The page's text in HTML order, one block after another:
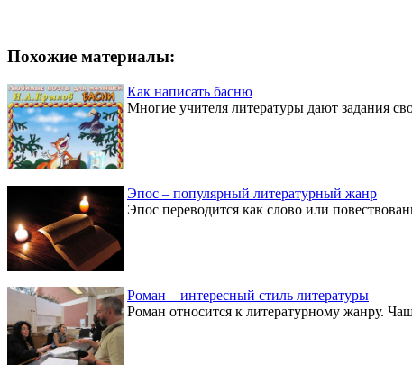
Похожие материалы:
Как написать басню
Многие учителя литературы дают задания
Эпос – популярный литературный жанр
Эпос переводится как слово или
Роман – интересный стиль литературы
Роман относится к литературному жанру.